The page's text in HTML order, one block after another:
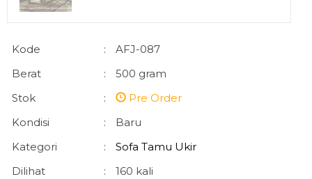
Kode :
AFJ-087
Berat
:
500 gram
Stok
:
Pre Order
Kondisi
:
Baru
Kategori
:
Sofa Tamu Ukir
Dilihat
:
160 kali